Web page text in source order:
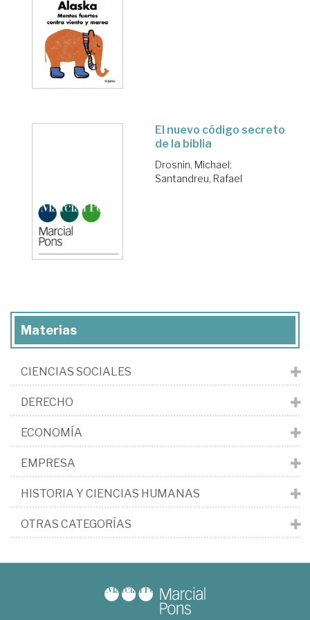
El nuevo código secreto
de la biblia
Drosnin, Michael;
Santandreu, Rafael
Materias
CIENCIAS SOCIALES
DERECHO
ECONOMÍA
EMPRESA
HISTORIA Y CIENCIAS HUMANAS
OTRAS CATEGORÍAS